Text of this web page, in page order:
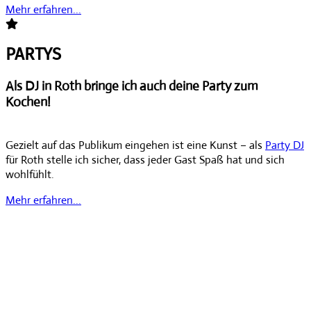
Mehr erfahren...
PARTYS
Als DJ in Roth bringe ich auch deine Party zum
Kochen!
Gezielt auf das Publikum eingehen ist eine Kunst – als Party DJ
für Roth stelle ich sicher, dass jeder Gast Spaß hat und sich
wohlfühlt.
Mehr erfahren...